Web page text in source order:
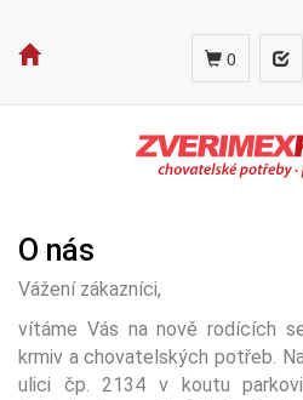
0
O nás
Vážení zákazníci,
vítáme Vás na nově rodících
krmiv a chovatelských potřeb.
ulici čp. 2134 v koutu